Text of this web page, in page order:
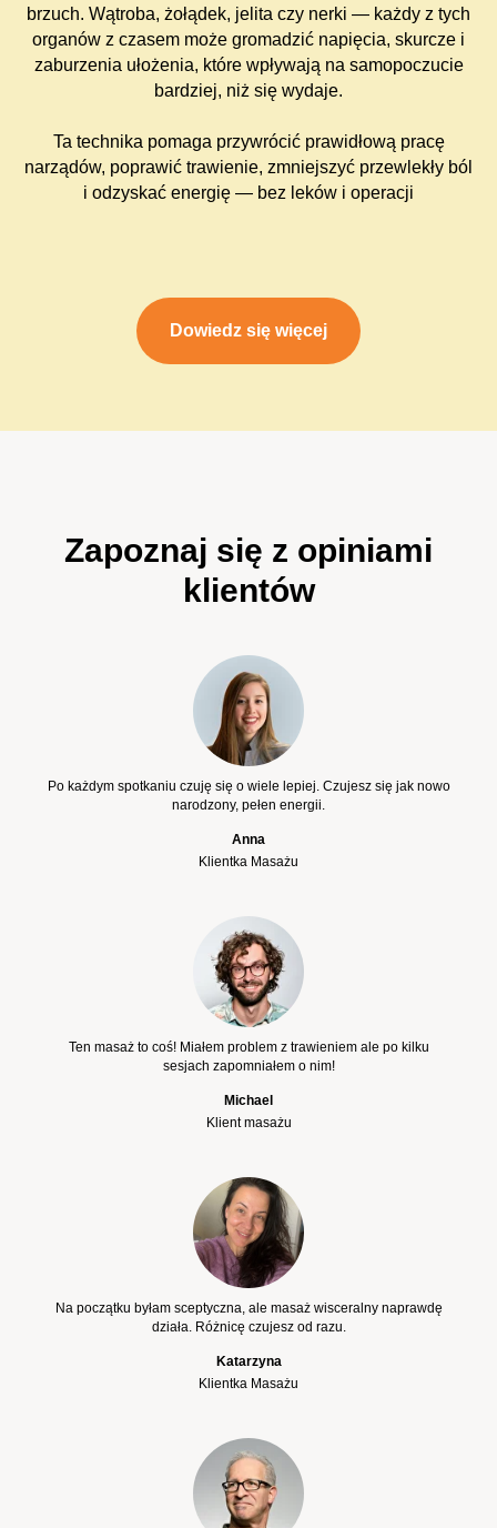
brzuch. Wątroba, żołądek, jelita czy nerki — każdy z tych
organów z czasem może gromadzić napięcia, skurcze i
zaburzenia ułożenia, które wpływają na samopoczucie
bardziej, niż się wydaje.
Ta technika pomaga przywrócić prawidłową pracę
narządów, poprawić trawienie, zmniejszyć przewlekły ból
i odzyskać energię — bez leków i operacji
Dowiedz się więcej
Zapoznaj się z opiniami
klientów
Po każdym spotkaniu czuję się o wiele lepiej. Czujesz się jak nowo
narodzony, pełen energii.
Anna
Klientka Masażu
Ten masaż to coś! Miałem problem z trawieniem ale po kilku
sesjach zapomniałem o nim!
Michael
Klient masażu
Na początku byłam sceptyczna, ale masaż wisceralny naprawdę
działa. Różnicę czujesz od razu.
Katarzyna
Klientka Masażu